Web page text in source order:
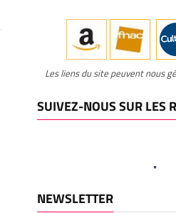
Les liens du site peuvent nous
SUIVEZ-NOUS SUR LES
NEWSLETTER